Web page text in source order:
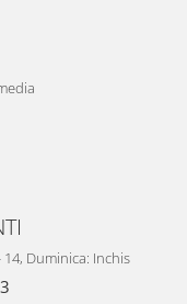
14, Duminica: Inchis